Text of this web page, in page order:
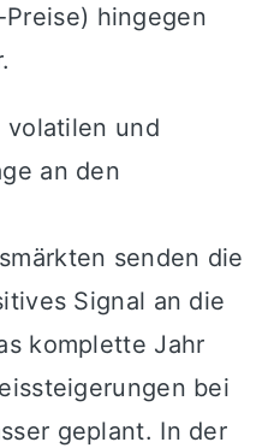
hingegen
und
an den
senden die
Signal an die
komplette Jahr
bei
geplant. In der